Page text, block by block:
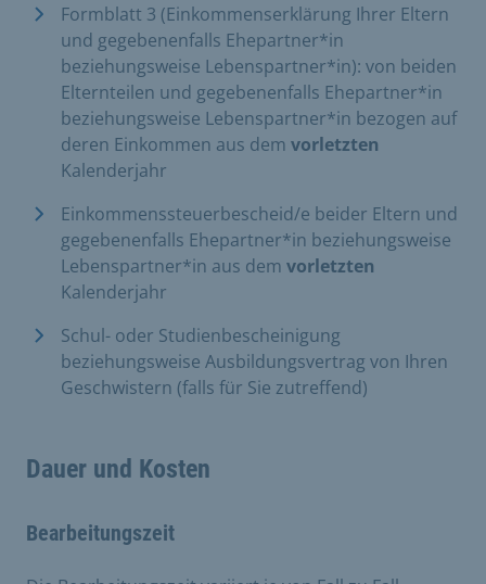
Formblatt 3 (Einkommenserklärung Ihrer Eltern
und gegebenenfalls Ehepartner*in
beziehungsweise Lebenspartner*in): von beiden
Elternteilen und gegebenenfalls Ehepartner*in
beziehungsweise Lebenspartner*in bezogen auf
deren Einkommen aus dem vorletzten
Kalenderjahr
Einkommenssteuerbescheid/e beider Eltern und
gegebenenfalls Ehepartner*in beziehungsweise
Lebenspartner*in aus dem vorletzten
Kalenderjahr
Schul- oder Studienbescheinigung
beziehungsweise Ausbildungsvertrag von Ihren
Geschwistern (falls für Sie zutreffend)
Dauer und Kosten
Bearbeitungszeit